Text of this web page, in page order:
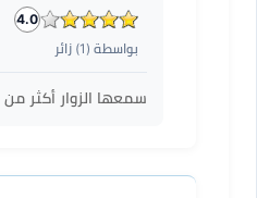
4.0
بواسطة ( 1) زائر
سمعها الزوار أكثر من